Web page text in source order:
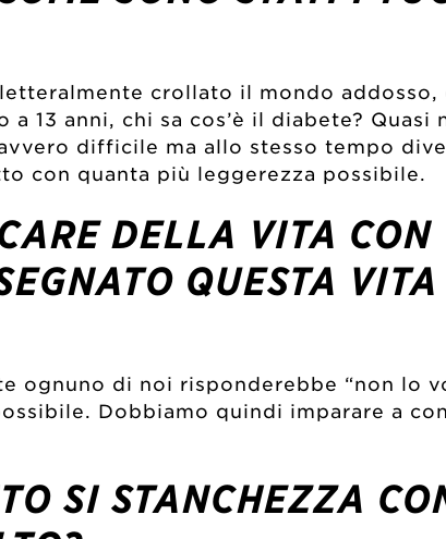
crollato il mondo
13 anni, chi sa cos’è il diabete? Quasi
difficile ma allo stesso tempo
con quanta più leggerezza possibile.
DELLA VITA CON
QUESTA
ognuno di noi risponderebbe “non lo
Dobbiamo quindi imparare a
SI STANCHEZZA